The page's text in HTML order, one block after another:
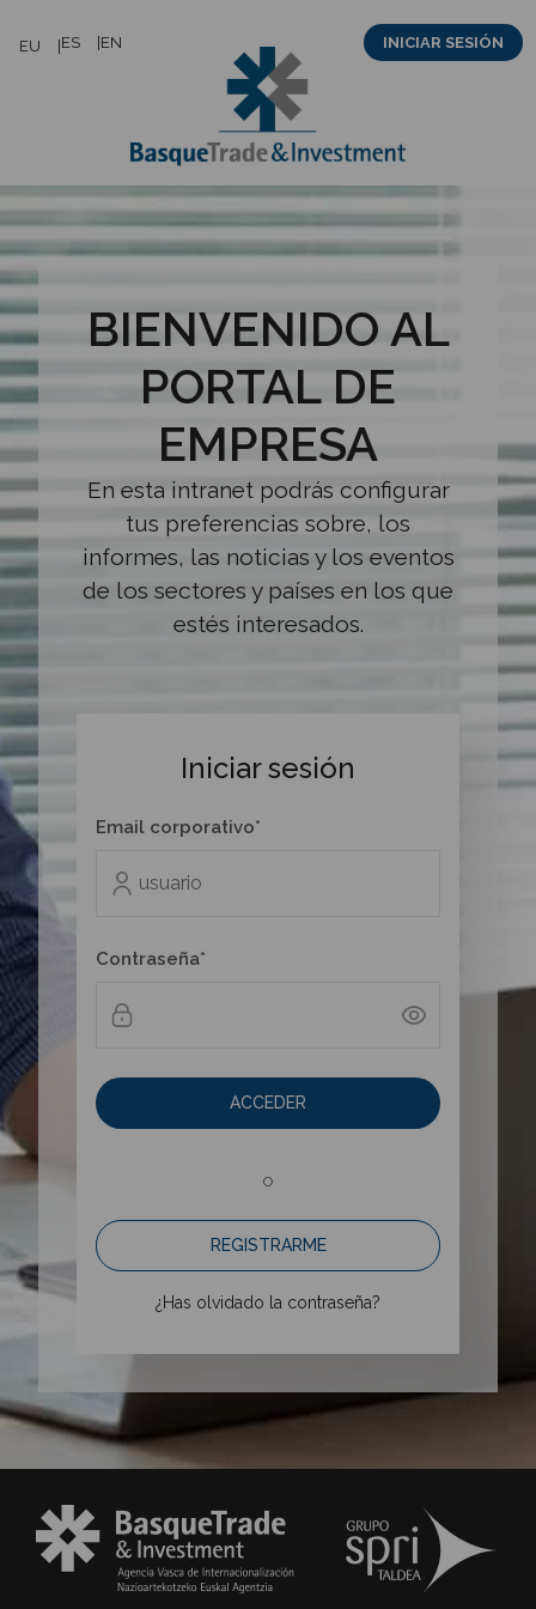
EU ES EN INICIAR SESIÓN
BIENVENIDO AL
PORTAL DE
EMPRESA
En esta intranet podrás configurar
tus preferencias sobre, los
informes, las noticias y los eventos
de los sectores y países en los que
estés interesados.
Iniciar sesión
Email corporativo*
Contraseña*
ACCEDER
o
REGISTRARME
¿Has olvidado la contraseña?